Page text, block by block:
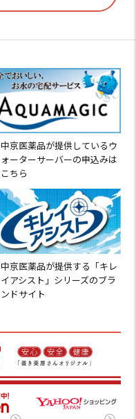
中京医薬品が提供しているウ
ォーターサーバーの申込みは
こちら
中京医薬品が提供する「キレ
イアシスト」シリーズのブラ
ンドサイト